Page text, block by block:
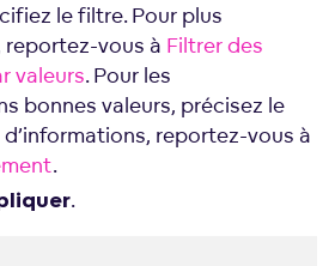
le filtre. Pour plus
reportez-vous à Filtrer des
valeurs. Pour les
bonnes valeurs, précisez le
reportez-vous à
.
.